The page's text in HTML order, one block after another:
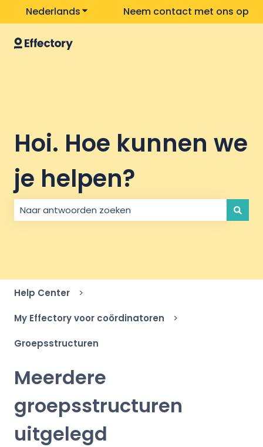
NederlandsSubmenu tonen voor vertalingen
Neem contact met ons op
Hoi. Hoe kunnen we
je helpen?
Help Center
My Effectory voor coördinatoren
Groepsstructuren
Meerdere
groepsstructuren
uitgelegd